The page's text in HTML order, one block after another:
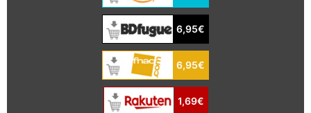
6,95€
6,95€
1,69€